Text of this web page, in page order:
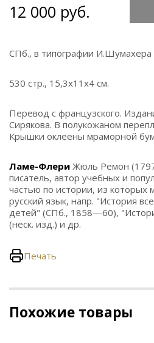
12 000 руб.
СПб., в типографии И.Шумахера
530 стр., 15,3х11х4 см.
Перевод с французского.
Сирякова. В полукожаном
Крышки оклеены мраморной
Ламе-Флери Жюль Ремон
писатель, автор учебных и
частью по истории, из которых
русский язык, напр. "История
детей" (СПб., 1858—60),
(неск. изд.) и др.
Печать
Похожие товары